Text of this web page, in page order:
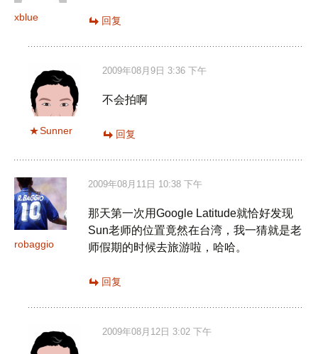
xblue 回复
Sunner
2009年08月9日 3:36 下午
不会拍啊
回复
robaggio
2009年08月11日 10:38 下午
那天第一次用Google Latitude就恰好发现
Sun老师的位置竟然在台湾，我一猜就是老
师假期的时候去旅游啦，哈哈。
回复
2009年08月12日 3:02 下午